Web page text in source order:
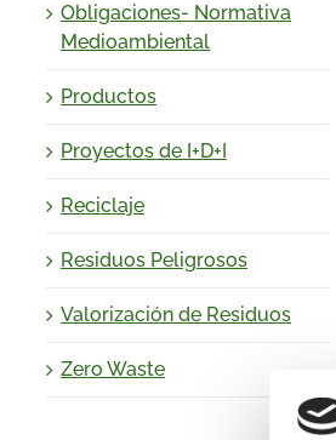
Obligaciones- Normativa
Medioambiental
Productos
Proyectos de I+D+I
Reciclaje
Residuos Peligrosos
Valorización de Residuos
Zero Waste